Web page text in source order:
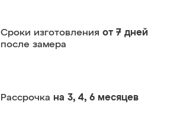
Сроки изготовления от 7 дней
после замера
Рассрочка на 3, 4, 6 месяцев